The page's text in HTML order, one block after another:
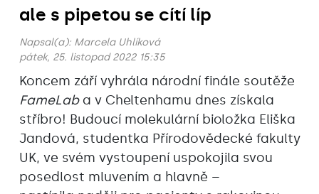
ale s pipetou se cítí líp
Napsal(a): Marcela Uhlíková
pátek, 25. listopad 2022 15:35
Koncem září vyhrála národní finále soutěže
FameLab a v Cheltenhamu dnes získala
stříbro! Budoucí molekulární bioložka Eliška
Jandová, studentka Přírodovědecké fakulty
UK, ve svém vystoupení uspokojila svou
posedlost mluvením a hlavně –